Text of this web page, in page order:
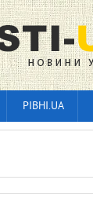
РІВНІ.UA